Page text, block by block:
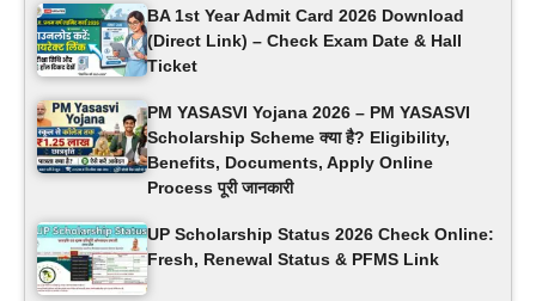
BA 1st Year Admit Card 2026 Download
(Direct Link) – Check Exam Date & Hall
Ticket
PM YASASVI Yojana 2026 – PM YASASVI
Scholarship Scheme क्या है? Eligibility,
Benefits, Documents, Apply Online
Process पूरी जानकारी
UP Scholarship Status 2026 Check Online:
Fresh, Renewal Status & PFMS Link